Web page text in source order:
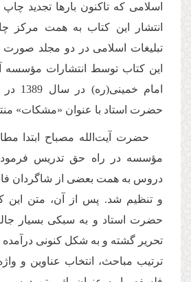
اسلامى كه تاكنون بارها تجدید
انتشار این کتاب به همت مركز
تبلیغات اسلامى در دو مجلد
این کتاب توسط انتشارات
امام
حضرت استاد با عنوان «مشکات»
حضرت آیت‌الله مصباح ابتدا
مؤسسه در راه حق تدریس
دروس به همت بعضى از شاگردان
و تنظیم شد. پس از آن، متن این
حضرت استاد و به سبكى بسیار
تحریر گشته و به شكل كنونى
ترتیب مباحث، انتخاب عناوین و